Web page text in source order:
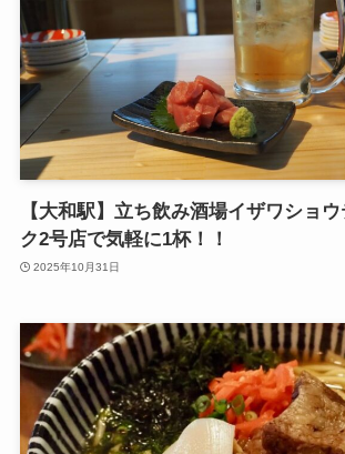
【大和駅】立ち飲み酒場イザワショ
ク2号店で気軽に1杯！！
2025年10月31日